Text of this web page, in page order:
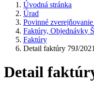
Úvodná stránka
Úrad
Povinné
Faktúry, Objednávky
Faktúry
Detail faktúry 79J/2021
Detail